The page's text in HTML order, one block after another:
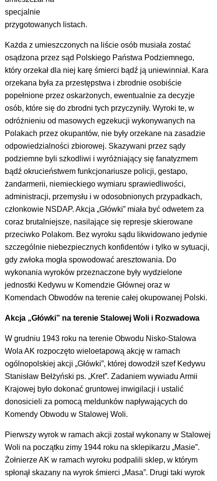
specjalnie
przygotowanych listach.
Każda z umieszczonych na liście osób musiała zostać
osądzona przez sąd Polskiego Państwa Podziemnego,
który orzekał dla niej karę śmierci bądź ją uniewinniał. Kara
orzekana była za przestępstwa i zbrodnie osobiście
popełnione przez oskarżonych, ewentualnie za decyzje
osób, które się do zbrodni tych przyczyniły. Wyroki te, w
odróżnieniu od masowych egzekucji wykonywanych na
Polakach przez okupantów, nie były orzekane na zasadzie
odpowiedzialności zbiorowej. Skazywani przez sądy
podziemne byli szkodliwi i wyróżniający się fanatyzmem
bądź okrucieństwem funkcjonariusze policji, gestapo,
żandarmerii, niemieckiego wymiaru sprawiedliwości,
administracji, przemysłu i w odosobnionych przypadkach,
członkowie NSDAP. Akcja „Główki” miała być odwetem za
coraz brutalniejsze, nasilające się represje skierowane
przeciwko Polakom. Bez wyroku sądu likwidowano jedynie
szczególnie niebezpiecznych konfidentów i tylko w sytuacji,
gdy zwłoka mogła spowodować aresztowania. Do
wykonania wyroków przeznaczone były wydzielone
jednostki Kedywu w Komendzie Głównej oraz w
Komendach Obwodów na terenie całej okupowanej Polski.
Akcja „Główki” na terenie Stalowej Woli i Rozwadowa
W grudniu 1943 roku na terenie Obwodu Nisko-Stalowa
Wola AK rozpoczęto wieloetapową akcję w ramach
ogólnopolskiej akcji „Główki”, której dowodził szef Kedywu
Stanisław Bełżyński ps. „Kret”. Zadaniem wywiadu Armii
Krajowej było dokonać gruntowej inwigilacji i ustalić
donosicieli za pomocą meldunków napływających do
Komendy Obwodu w Stalowej Woli.
Pierwszy wyrok w ramach akcji został wykonany w Stalowej
Woli na początku zimy 1944 roku na sklepikarzu „Masie”.
Żołnierze AK w ramach wyroku podpalili sklep, w którym
spłonął skazany na wyrok śmierci „Masa”. Drugi taki wyrok